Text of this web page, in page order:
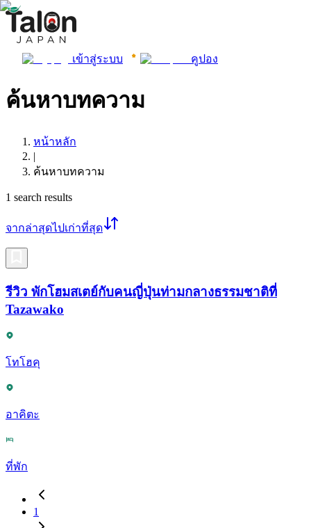
เข้าสู่ระบบ คูปอง
ค้นหาบทความ
หน้าหลัก
|
ค้นหาบทความ
1 search results
จากล่าสุดไปเก่าที่สุด
รีวิว พักโฮมสเตย์กับคนญี่ปุ่นท่ามกลางธรรมชาติที่
Tazawako
โทโฮคุ
อาคิตะ
ที่พัก
1